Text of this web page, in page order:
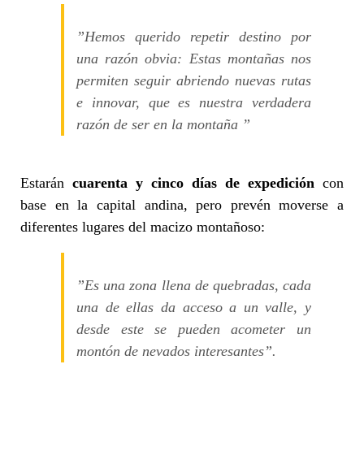
”Hemos querido repetir destino por
una razón obvia: Estas montañas nos
permiten seguir abriendo nuevas rutas
e innovar, que es nuestra verdadera
razón de ser en la montaña ”
Estarán cuarenta y cinco días de expedición con
base en la capital andina, pero prevén moverse a
diferentes lugares del macizo montañoso:
”Es una zona llena de quebradas, cada
una de ellas da acceso a un valle, y
desde este se pueden acometer un
montón de nevados interesantes”.